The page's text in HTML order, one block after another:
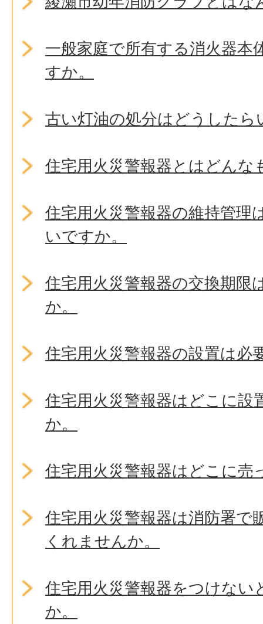
一般家庭で所有する消火器本
すか。
古い灯油の処分はどうしたら
住宅用火災警報器とはどんな
住宅用火災警報器の維持管理
いですか。
住宅用火災警報器の交換期限
か。
住宅用火災警報器の設置は必
住宅用火災警報器はどこに設
か。
住宅用火災警報器はどこに売
住宅用火災警報器は消防署で
くれませんか。
住宅用火災警報器をつけない
か。